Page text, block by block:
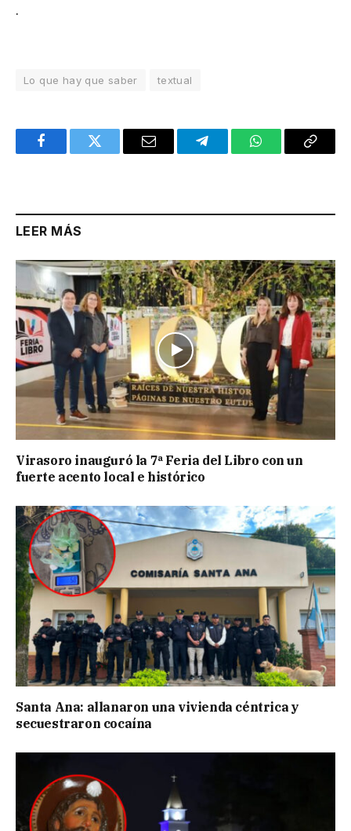
.
Lo que hay que saber textual
FacebookTwitter Email TelegramWhatsAppCopy
LEER MÁS
Virasoro inauguró la 7ª Feria del Libro con un
fuerte acento local e histórico
Santa Ana: allanaron una vivienda céntrica y
secuestraron cocaína